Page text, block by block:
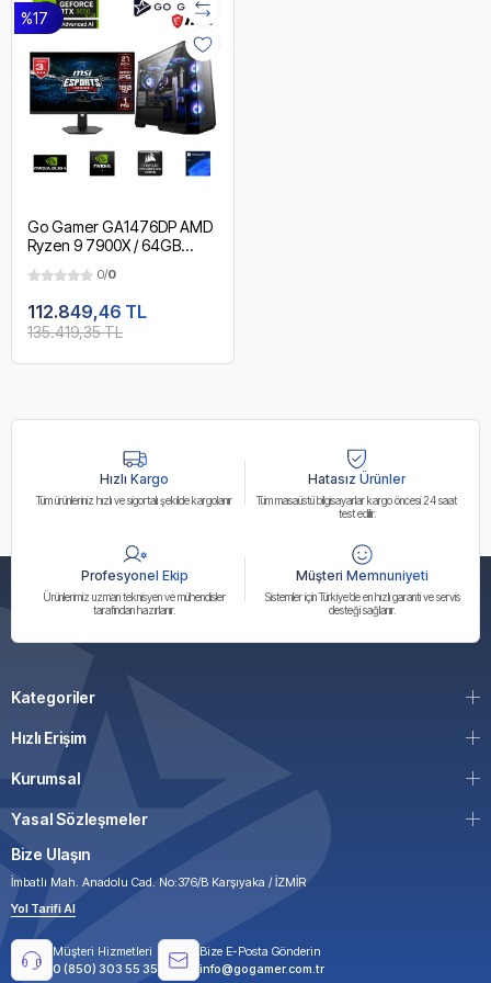
%17
Go Gamer GA1476DP AMD
Ryzen 9 7900X / 64GB
NVMe m.2 SSD / RTX3050
6GB / 240mm Sıvı Soğutma /
MSI 27" 180Hz. / AMD
Gaming Paket
0/0
112.849,46 TL
135.419,35 TL
Hızlı Kargo
Tüm ürünleriniz hızlı ve sigortalı şekilde kargolanır
Hatasız Ürünler
Tüm masaüstü bilgisayarlar kargo öncesi 24 saat
test edilir.
Profesyonel Ekip
Ürünlerimiz uzman teknisyen ve mühendisler
tarafından hazırlanır.
Müşteri Memnuniyeti
Sistemler için Türkiye’de en hızlı garanti ve servis
desteği sağlanır.
Kategoriler
Hızlı Erişim
Kurumsal
Yasal Sözleşmeler
Bize Ulaşın
İmbatlı Mah. Anadolu Cad. No:376/B Karşıyaka / İZMİR
Yol Tarifi Al
Müşteri Hizmetleri
0 (850) 303 55 35
Bize E-Posta Gönderin
info@gogamer.com.tr